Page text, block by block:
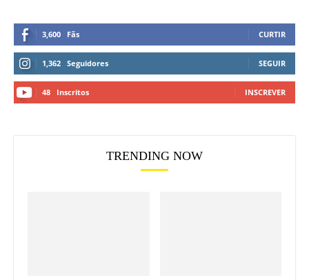
3,600 Fãs CURTIR
1,362 Seguidores SEGUIR
48 Inscritos INSCREVER
TRENDING NOW